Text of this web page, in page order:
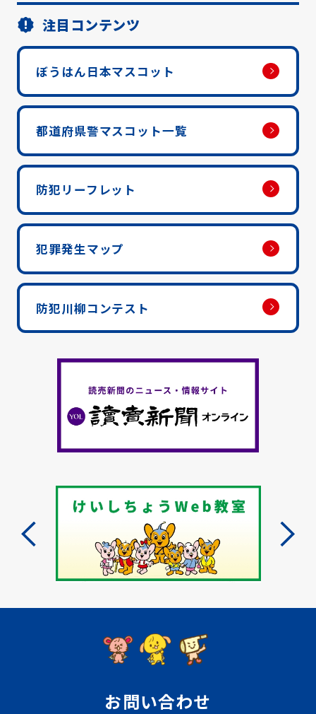
注目コンテンツ
ぼうはん日本マスコット
都道府県警マスコット一覧
防犯リーフレット
犯罪発生マップ
防犯川柳コンテスト
お問い合わせ